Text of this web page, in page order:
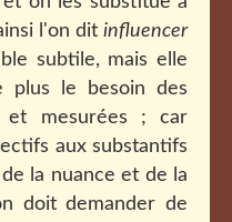
l'on dit influencer
subtile, mais elle
plus le besoin des
et mesurées ; car
aux substantifs
la nuance et de la
doit demander de